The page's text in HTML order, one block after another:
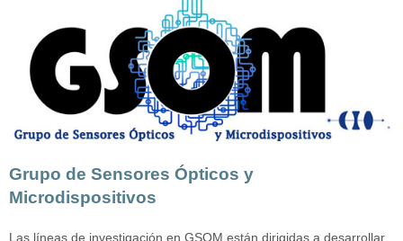
Grupo de Sensores Ópticos y
Microdispositivos
Las líneas de investigación en GSOM están dirigidas a desarrollar